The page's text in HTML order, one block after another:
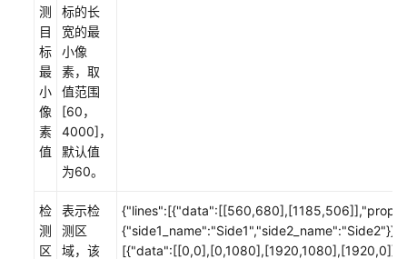
支
持
区
域
系
统
权
测
目
标
最
小
像
素
值
标的长
宽的最
小像
素，取
值范围
[60，
4000]，
默认值
为60。
检
测
区
表示检
测区
域，该